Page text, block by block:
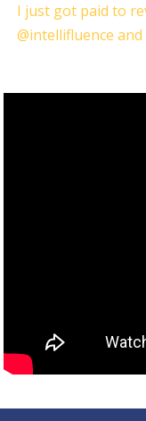
I just got paid to
@intellifluence